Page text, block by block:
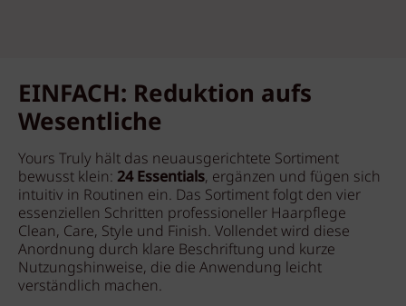
EINFACH: Reduktion aufs
Wesentliche
Yours Truly hält das neuausgerichtete Sortiment
bewusst klein: 24 Essentials, ergänzen und fügen sich
intuitiv in Routinen ein. Das Sortiment folgt den vier
essenziellen Schritten professioneller Haarpflege
Clean, Care, Style und Finish. Vollendet wird diese
Anordnung durch klare Beschriftung und kurze
Nutzungshinweise, die die Anwendung leicht
verständlich machen.